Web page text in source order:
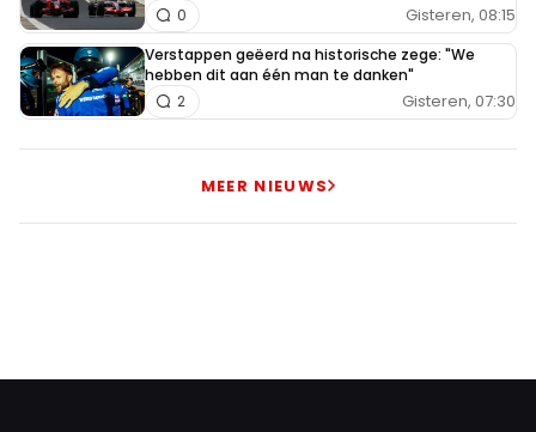
Gisteren, 08:15
0
Verstappen geëerd na historische zege: "We
hebben dit aan één man te danken"
Gisteren, 07:30
2
MEER NIEUWS